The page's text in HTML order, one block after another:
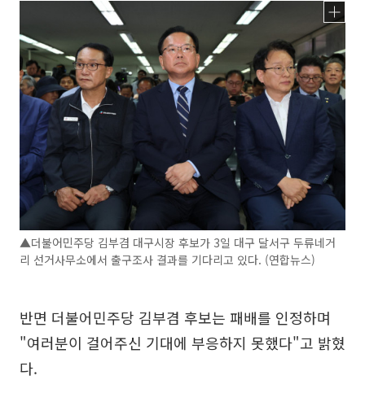
▲더불어민주당 김부겸 대구시장 후보가 3일 대구 달서구 두류네거
리 선거사무소에서 출구조사 결과를 기다리고 있다. (연합뉴스)
반면 더불어민주당 김부겸 후보는 패배를 인정하며
"여러분이 걸어주신 기대에 부응하지 못했다"고 밝혔
다.